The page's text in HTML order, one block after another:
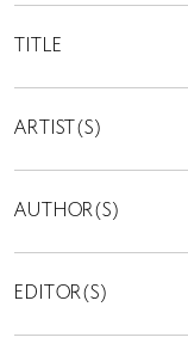
TITLE
ARTIST(S)
AUTHOR(S)
EDITOR(S)